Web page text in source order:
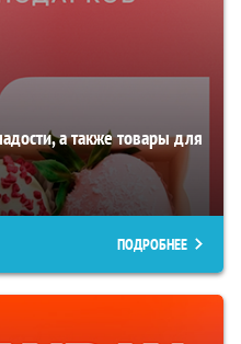
а также товары для
ПОДРОБНЕЕ